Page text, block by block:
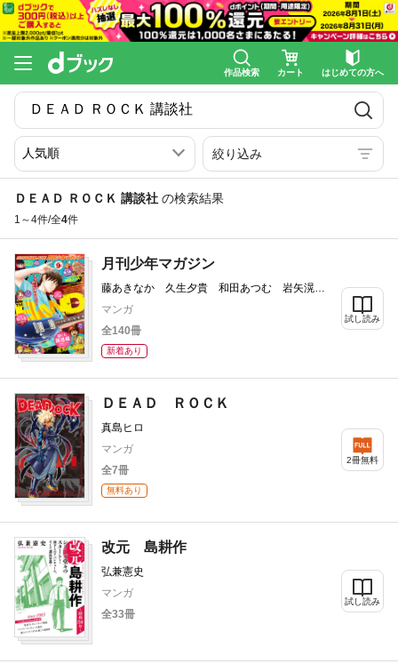
作品検索 カート はじめての方へ
絞り込み
ＤＥＡＤ ＲＯＣＫ 講談社 の検索結果
1～4件/全4件
月刊少年マガジン
藤あきなか 久生夕貴 和田あつむ 岩矢滉一
朗 沖田さとり saku 森下真 村枝賢一 八
き 浅見よう 日向夏 業務用餅 遠藤浩輝
山原義人 岩永亮太郎 川原正敏 甲斐とうし
マンガ
全140冊
新着あり
試し読み
ＤＥＡＤ ＲＯＣＫ
真島ヒロ
マンガ
全7冊
無料あり
2冊無料
改元 島耕作
弘兼憲史
マンガ
全33冊
試し読み